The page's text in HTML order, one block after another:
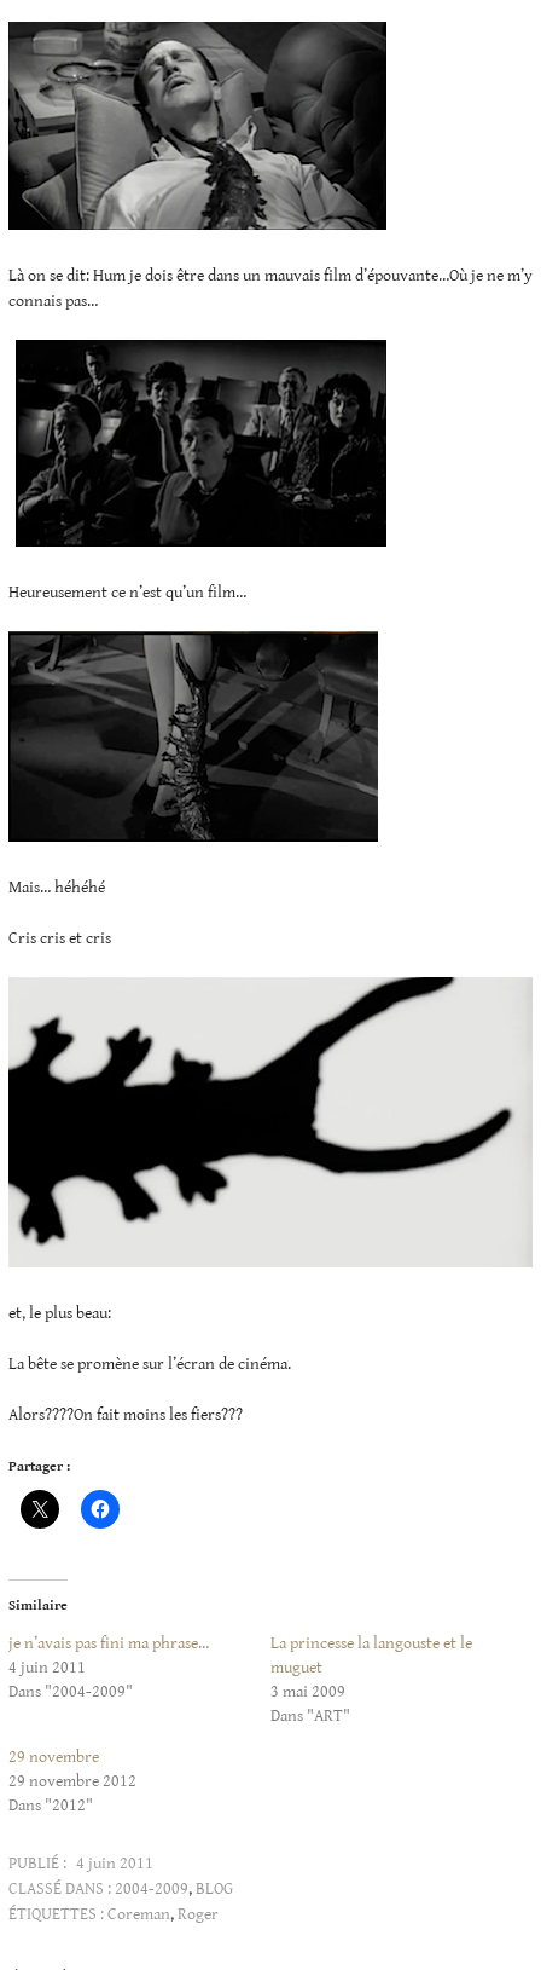
Là on se dit: Hum je dois être dans un mauvais film d’épouvante…Où je ne m’y
connais pas…
Heureusement ce n’est qu’un film…
Mais… héhéhé
Cris cris et cris
et, le plus beau:
La bête se promène sur l’écran de cinéma.
Alors????On fait moins les fiers???
Partager :
Similaire
je n’avais pas fini ma phrase…
4 juin 2011
Dans "2004-2009"
La princesse la langouste et le
muguet
3 mai 2009
Dans "ART"
29 novembre
29 novembre 2012
Dans "2012"
PUBLIÉ : 4 juin 2011
CLASSÉ DANS : 2004-2009,BLOG
ÉTIQUETTES :Coreman,Roger